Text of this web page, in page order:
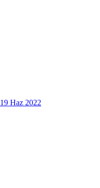
19 Haz 2022